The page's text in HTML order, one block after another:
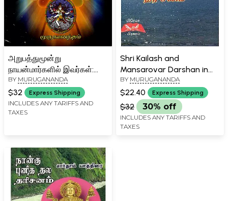
அறுபத்துமூன்று
நாயன்மார்களில் இவர்கள்:
The Sixty-Three
Nayanmars (Tamil)
BY MURUGANANDA
$32 Express Shipping
INCLUDES ANY TARIFFS AND
TAXES
Shri Kailash and
Mansarovar Darshan in
Tamil
BY MURUGANANDA
$22.40 Express Shipping
$32 30% off
INCLUDES ANY TARIFFS AND
TAXES